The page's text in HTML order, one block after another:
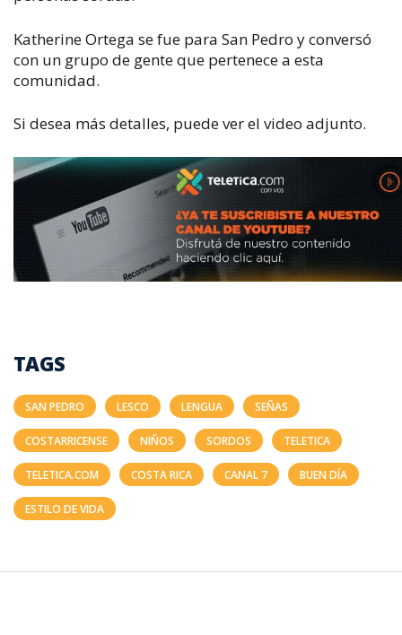
Katherine Ortega se fue para San Pedro y conversó
con un grupo de gente que pertenece a esta
comunidad.
Si desea más detalles, puede ver el video adjunto.
TAGS
SAN PEDRO LESCO LENGUA SEÑAS
COSTARRICENSE NIÑOS SORDOS TELETICA
TELETICA.COM COSTA RICA CANAL 7 BUEN DÍA
ESTILO DE VIDA